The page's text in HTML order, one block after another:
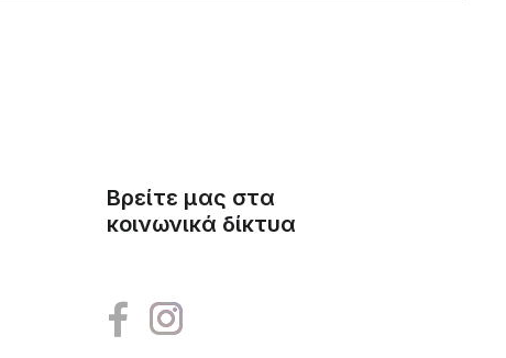
Βρείτε μας στα
κοινωνικά δίκτυα